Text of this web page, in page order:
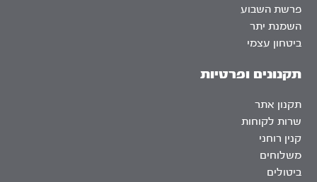
פרשת השבוע
השמנת יתר
ביטחון עצמי
תקנונים ופרטיות
תקנון אתר
שרות לקוחות
קנין רוחני
משלוחים
ביטולים